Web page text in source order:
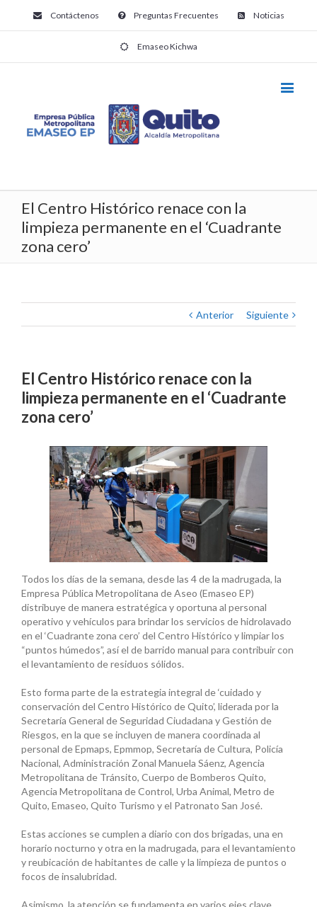
Contáctenos Preguntas Frecuentes Noticias
Emaseo Kichwa
El Centro Histórico renace con la
limpieza permanente en el ‘Cuadrante
zona cero’
Anterior Siguiente
El Centro Histórico renace con la
limpieza permanente en el ‘Cuadrante
zona cero’
Todos los días de la semana, desde las 4 de la madrugada, la
Empresa Pública Metropolitana de Aseo (Emaseo EP)
distribuye de manera estratégica y oportuna al personal
operativo y vehículos para brindar los servicios de hidrolavado
en el ‘Cuadrante zona cero’ del Centro Histórico y limpiar los
“puntos húmedos”, así el de barrido manual para contribuir con
el levantamiento de residuos sólidos.
Esto forma parte de la estrategia integral de ‘cuidado y
conservación del Centro Histórico de Quito’, liderada por la
Secretaría General de Seguridad Ciudadana y Gestión de
Riesgos, en la que se incluyen de manera coordinada al
personal de Epmaps, Epmmop, Secretaría de Cultura, Policía
Nacional, Administración Zonal Manuela Sáenz, Agencia
Metropolitana de Tránsito, Cuerpo de Bomberos Quito,
Agencia Metropolitana de Control, Urba Animal, Metro de
Quito, Emaseo, Quito Turismo y el Patronato San José.
Estas acciones se cumplen a diario con dos brigadas, una en
horario nocturno y otra en la madrugada, para el levantamiento
y reubicación de habitantes de calle y la limpieza de puntos o
focos de insalubridad.